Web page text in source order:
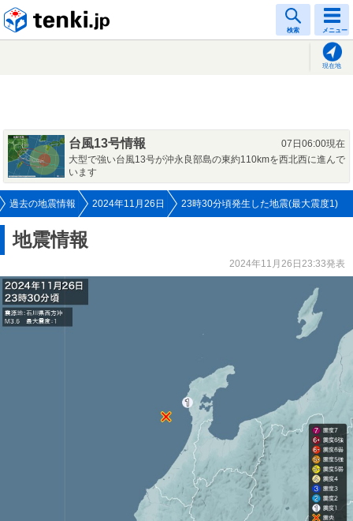
検索 メニュー
現在地
台風13号情報
07日06:00現在
大型で強い台風13号が沖永良部島の東約110kmを西北西に進んで
います
過去の地震情報 2024年11月26日 23時30分頃発生した地震(最大震度1)
地震情報
2024年11月26日23:33発表